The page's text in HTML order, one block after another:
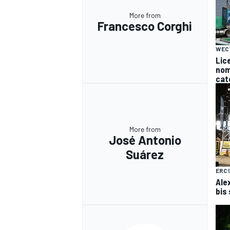
More from
Francesco Corghi
WEC
More from
José Antonio
Suárez
ERC
bis